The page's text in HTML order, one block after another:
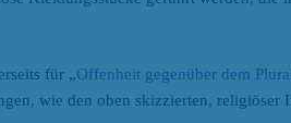
für „Offenheit gegenüber dem
wie den oben skizzierten, religiöser